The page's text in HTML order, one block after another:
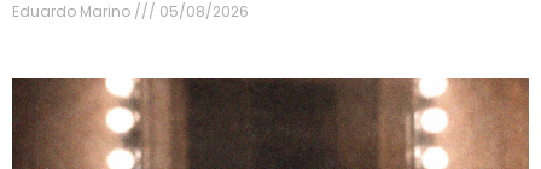
Eduardo Marino 05/08/2026